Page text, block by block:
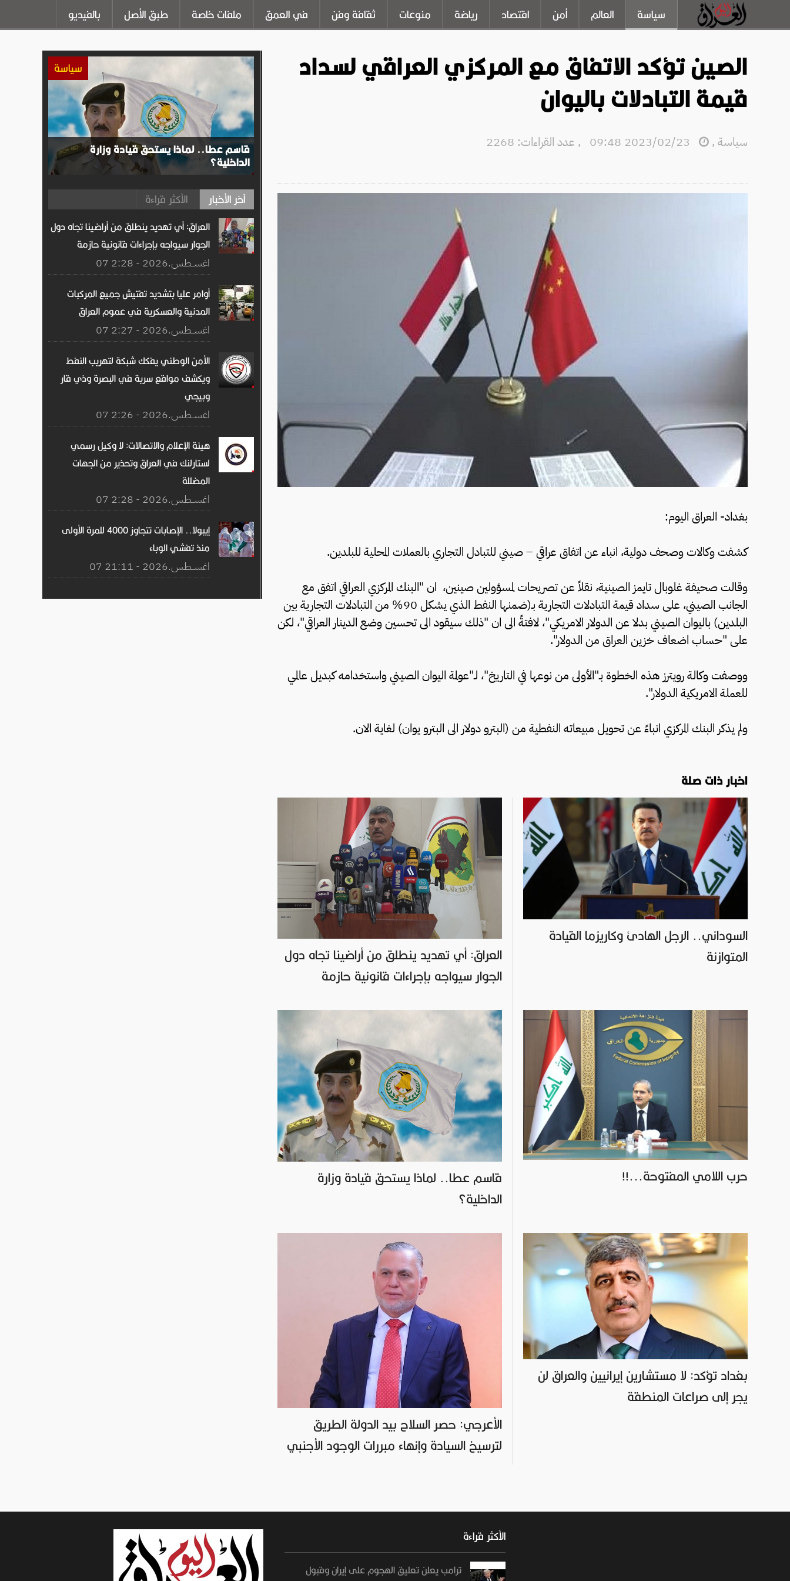
سياسة العالم أمن اقتصاد رياضة منوعات ثقافة وفن في العمق ملفات خاصة طبق الأصل بالفيديو
الصين تؤكد الاتفاق مع المركزي العراقي لسداد
قيمة التبادلات باليوان
سياسة ,
, عدد القراءات: 2268
بغداد- العراق اليوم:
كشفت وكالات وصحف دولية، انباء عن اتفاق عراقي – صيني للتبادل التجاري بالعملات المحلية للبلدين.
وقالت صحيفة غلوبال تايمز الصينية، نقلاً عن تصريحات لمسؤولين صينين، ان "البنك المركزي العراقي اتفق مع
الجانب الصيني، على سداد قيمة التبادلات التجارية بـ(ضمنها النفط الذي يشكل 90% من التبادلات التجارية بين
البلدين) باليوان الصيني بدلا عن الدولار الامريكي"، لافتةً الى ان "ذلك سيقود الى تحسين وضع الدينار العراقي"، لكن
على "حساب اضعاف خزين العراق من الدولار".
ووصفت وكالة رويترز هذه الخطوة بـ"الأولى من نوعها في التاريخ"، لـ"عولمة اليوان الصيني واستخدامه كبديل عالمي
للعملة الامريكية الدولار".
ولم يذكر البنك المركزي انباءً عن تحويل مبيعاته النفطية من (البترو دولار الى البترو يوان) لغاية الان.
اخبار ذات صلة
العراق: أي تهديد ينطلق من أراضينا تجاه دول
الجوار سيواجه بإجراءات قانونية حازمة
السوداني.. الرجل الهادئ وكاريزما القيادة
المتوازنة
قاسم عطا.. لماذا يستحق قيادة وزارة
الداخلية؟
حرب اللامي المفتوحة...!!
الأعرجي: حصر السلاح بيد الدولة الطريق
لترسيخ السيادة وإنهاء مبررات الوجود الأجنبي
بغداد تؤكد: لا مستشارين إيرانيين والعراق لن
يجر إلى صراعات المنطقة
سياسة
قاسم عطا.. لماذا يستحق قيادة وزارة
الداخلية؟
آخر الأخبار الأكثر قراءة
العراق: أي تهديد ينطلق من أراضينا تجاه دول
الجوار سيواجه بإجراءات قانونية حازمة
07 اغســطس.2026 - 2:28
أوامر عليا بتشديد تفتيش جميع المركبات
المدنية والعسكرية في عموم العراق
07 اغســطس.2026 - 2:27
الأمن الوطني يفكك شبكة لتهريب النفط
ويكشف مواقع سرية في البصرة وذي قار
وبيجي
07 اغســطس.2026 - 2:26
هيئة الإعلام والاتصالات: لا وكيل رسمي
لستارلنك في العراق وتحذير من الجهات
المضللة
07 اغســطس.2026 - 2:28
إيبولا.. الإصابات تتجاوز 4000 للمرة الأولى
منذ تفشي الوباء
07 اغســطس.2026 - 21:11
الأكثر قراءة
ترامب يعلن تعليق الهجوم على إيران وقبول